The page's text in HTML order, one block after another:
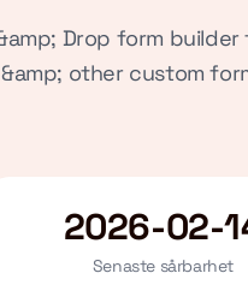
Drop form
other custom
2026-02-
Senaste sårbarhet